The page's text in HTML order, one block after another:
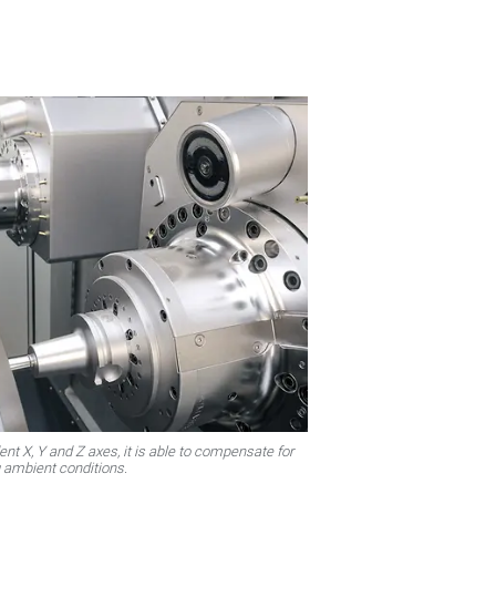
X, Y and Z axes, it is able to compensate for
conditions.